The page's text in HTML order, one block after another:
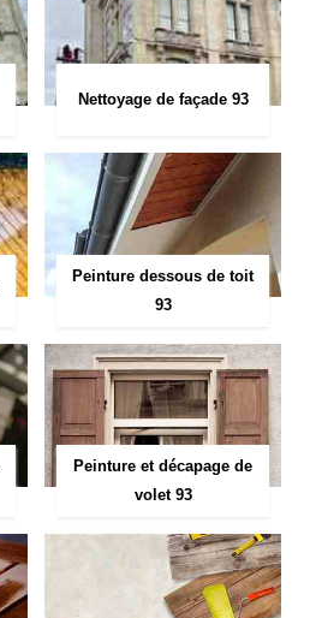
Nettoyage de façade 93
Peinture dessous de toit
93
Peinture et décapage de
volet 93